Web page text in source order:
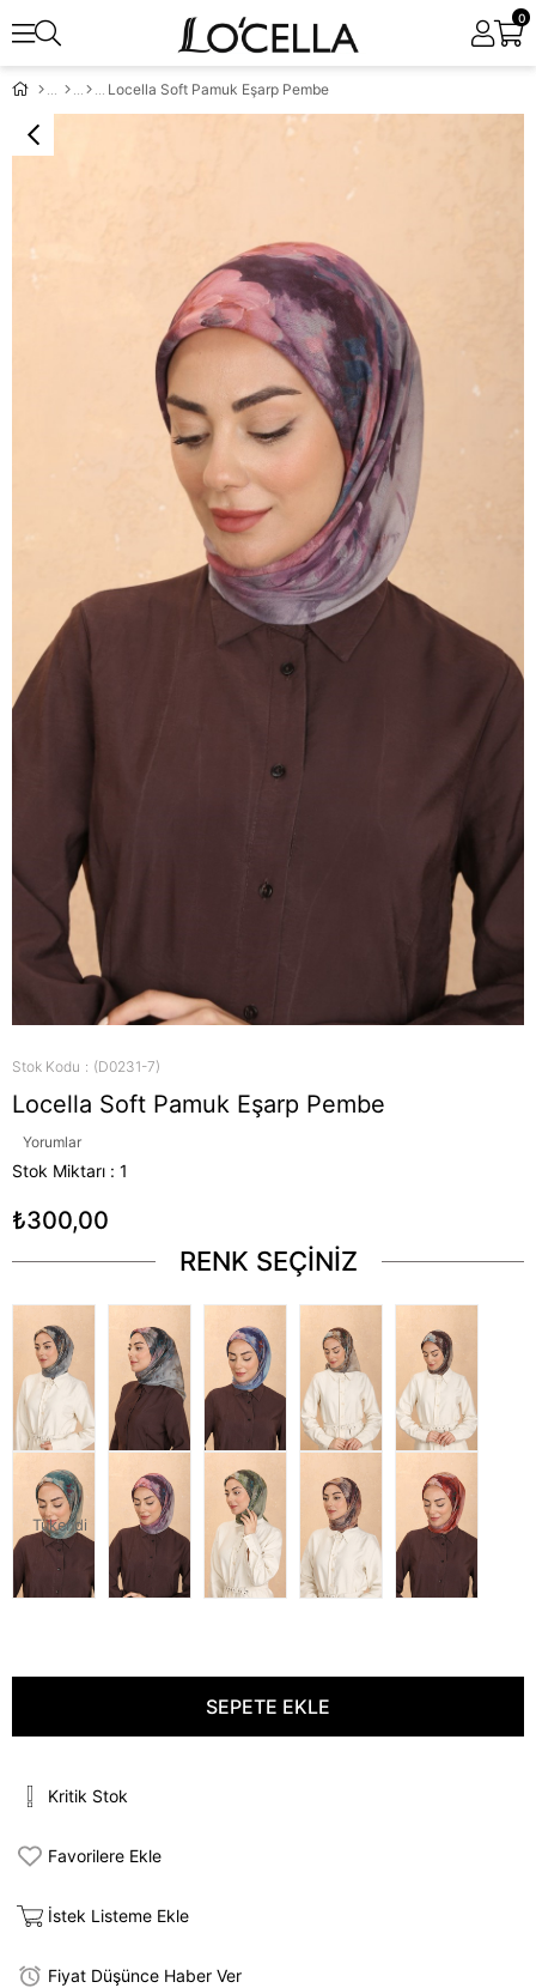
0
Locella Soft Pamuk Eşarp Pembe
Stok Kodu (D0231-7)
Locella Soft Pamuk Eşarp Pembe
Yorumlar
Stok Miktarı : 1
₺300,00
RENK SEÇİNİZ
Tükendi
Kritik Stok
Favorilere Ekle
İstek Listeme Ekle
Fiyat Düşünce Haber Ver